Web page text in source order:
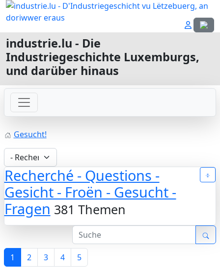
industrie.lu - Die
Industriegeschichte Luxemburgs,
und darüber hinaus
Gesucht!
Recherché - Questions -
Gesicht - Froën - Gesucht -
Fragen 381 Themen
1 2 3 4 5